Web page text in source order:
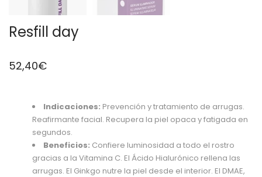
Resfill day
52,40€
Indicaciones: Prevención y tratamiento de arrugas.
Reafirmante facial. Recupera la piel opaca y fatigada en
segundos.
Beneficios: Confiere luminosidad a todo el rostro
gracias a la Vitamina C. El Ácido Hialurónico rellena las
arrugas. El Ginkgo nutre la piel desde el interior. El DMAE,